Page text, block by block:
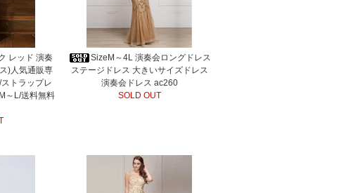
レッド 演奏
)人気通販専
トラップレ
～L/送料無料
SizeM～4L 演奏会ロングドレス
ステージドレス 大きいサイズドレス
演奏会ドレス ac260
SOLD OUT